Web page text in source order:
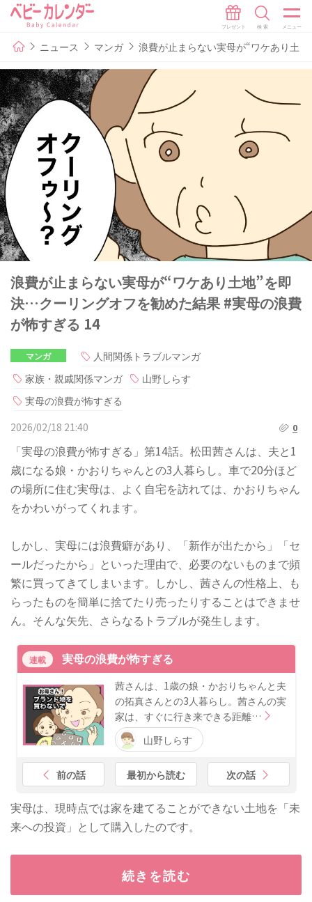
ニュース マンガ 浪費が止まらない実母が“ワケあり土
浪費が止まらない実母が“ワケあり土地”を即
決…クーリングオフを勧めた結果 #実母の浪費
が怖すぎる 14
マンガ
人間関係トラブルマンガ
家族・親戚関係マンガ
山野しらす
実母の浪費が怖すぎる
2026/02/18 21:40
0
「実母の浪費が怖すぎる」第14話。松田茜さんは、夫と1
歳になる娘・かおりちゃんとの3人暮らし。車で20分ほど
の場所に住む実母は、よく自宅を訪れては、かおりちゃん
をかわいがってくれます。
しかし、実母には浪費癖があり、「新作が出たから」「セ
ールだったから」といった理由で、必要のないものまで頻
繁に買ってきてしまいます。しかし、茜さんの性格上、も
らったものを簡単に捨てたり売ったりすることはできませ
ん。そんな矢先、さらなるトラブルが発生します。
連載 実母の浪費が怖すぎる
茜さんは、1歳の娘・かおりちゃんと夫
の拓真さんとの3人暮らし。茜さんの実
家は、すぐに行き来できる距離…
山野しらす
前の話 最初から読む 次の話
実母は、現時点では家を建てることができない土地を「未
来への投資」として購入したのです。
続きを読む